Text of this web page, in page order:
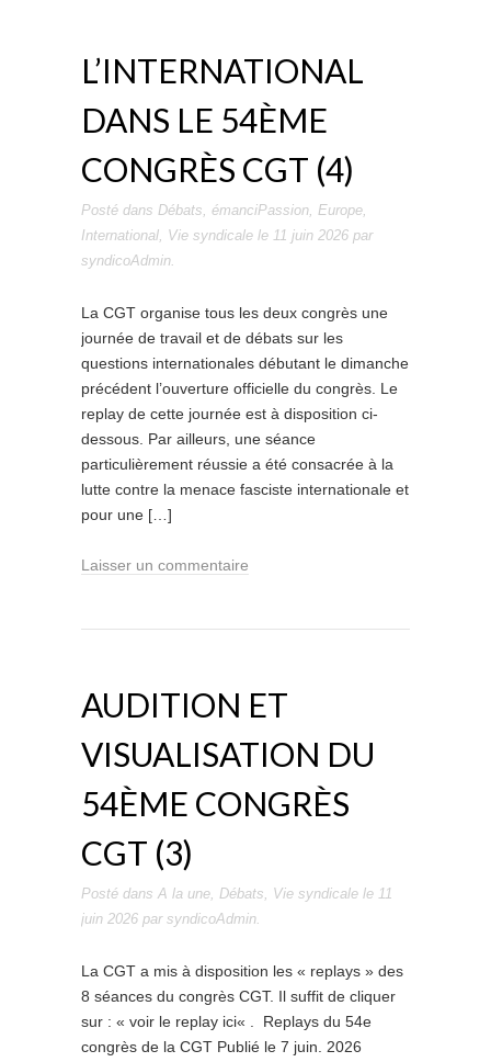
L’INTERNATIONAL
DANS LE 54ÈME
CONGRÈS CGT (4)
Posté dans Débats, émanciPassion, Europe,
International, Vie syndicale le 11 juin 2026 par
syndicoAdmin.
La CGT organise tous les deux congrès une
journée de travail et de débats sur les
questions internationales débutant le dimanche
précédent l’ouverture officielle du congrès. Le
replay de cette journée est à disposition ci-
dessous. Par ailleurs, une séance
particulièrement réussie a été consacrée à la
lutte contre la menace fasciste internationale et
pour une […]
Laisser un commentaire
AUDITION ET
VISUALISATION DU
54ÈME CONGRÈS
CGT (3)
Posté dans A la une, Débats, Vie syndicale le 11
juin 2026 par syndicoAdmin.
La CGT a mis à disposition les « replays » des
8 séances du congrès CGT. Il suffit de cliquer
sur : « voir le replay ici« . Replays du 54e
congrès de la CGT Publié le 7 juin. 2026